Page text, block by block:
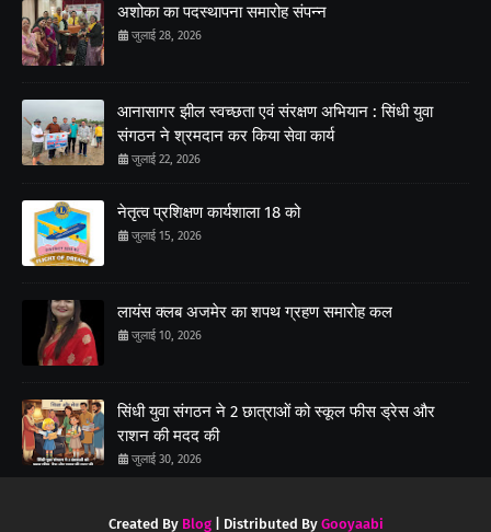
अशोका का पदस्थापना समारोह संपन्न
जुलाई 28, 2026
आनासागर झील स्वच्छता एवं संरक्षण अभियान : सिंधी युवा
संगठन ने श्रमदान कर किया सेवा कार्य
जुलाई 22, 2026
नेतृत्व प्रशिक्षण कार्यशाला 18 को
जुलाई 15, 2026
लायंस क्लब अजमेर का शपथ ग्रहण समारोह कल
जुलाई 10, 2026
सिंधी युवा संगठन ने 2 छात्राओं को स्कूल फीस ड्रेस और
राशन की मदद की
जुलाई 30, 2026
Created By Blog| Distributed By Gooyaabi